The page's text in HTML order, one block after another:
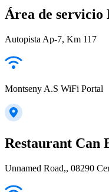
Área de servicio
Autopista Ap-7, Km 117
Montseny A.S WiFi Portal
Restaurant Can
Unnamed Road,, 08290